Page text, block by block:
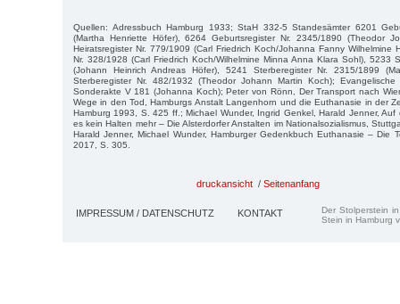
Quellen: Adressbuch Hamburg 1933; StaH 332-5 Standesämter 6201
(Martha Henriette Höfer), 6264 Geburtsregister Nr. 2345/1890 (Theodor
Heiratsregister Nr. 779/1909 (Carl Friedrich Koch/Johanna Fanny Wilhelmine
Nr. 328/1928 (Carl Friedrich Koch/Wilhelmine Minna Anna Klara Sohl), 5233
(Johann Heinrich Andreas Höfer), 5241 Sterberegister Nr. 2315/1899
Sterberegister Nr. 482/1932 (Theodor Johann Martin Koch); Evangelische
Sonderakte V 181 (Johanna Koch); Peter von Rönn, Der Transport nach
Wege in den Tod, Hamburgs Anstalt Langenhorn und die Euthanasie in der
Hamburg 1993, S. 425 ff.; Michael Wunder, Ingrid Genkel, Harald Jenner,
es kein Halten mehr – Die Alsterdorfer Anstalten im Nationalsozialismus,
Harald Jenner, Michael Wunder, Hamburger Gedenkbuch Euthanasie – Die
2017, S. 305.
druckansicht / Seitenanfang
IMPRESSUM / DATENSCHUTZ KONTAKT
Der Stolperstein
Stein in Hamburg